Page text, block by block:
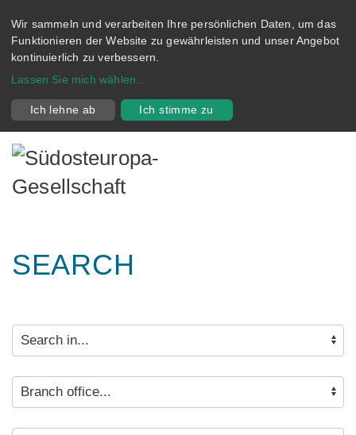
Wir sammeln und verarbeiten Ihre persönlichen Daten, um das
Funktionieren der Website zu gewährleisten und unser Angebot
kontinuierlich zu verbessern.
Lassen Sie mich wählen
Ich lehne ab Ich stimme zu
SEARCH